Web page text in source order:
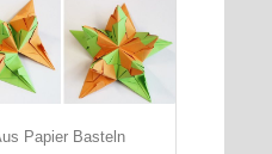
Papier Basteln